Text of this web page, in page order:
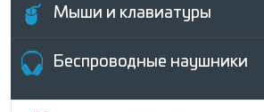
Мыши и клавиатуры
Беcпроводные наушники